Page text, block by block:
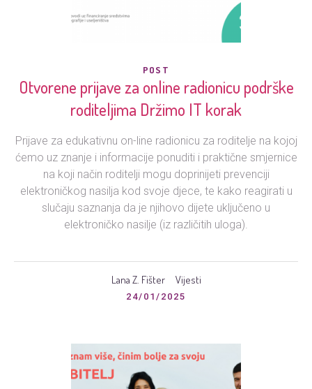
POST
Otvorene prijave za online radionicu podrške
roditeljima Držimo IT korak
Prijave za edukativnu on-line radionicu za roditelje na kojoj
ćemo uz znanje i informacije ponuditi i praktične smjernice
na koji način roditelji mogu doprinijeti prevenciji
elektroničkog nasilja kod svoje djece, te kako reagirati u
slučaju saznanja da je njihovo dijete uključeno u
elektroničko nasilje (iz različitih uloga).
Lana Z. Fišter Vijesti
24/01/2025